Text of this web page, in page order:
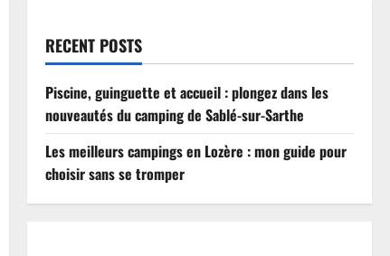
RECENT POSTS
Piscine, guinguette et accueil : plongez dans les
nouveautés du camping de Sablé-sur-Sarthe
Les meilleurs campings en Lozère : mon guide pour
choisir sans se tromper